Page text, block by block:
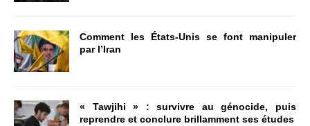
Comment les États-Unis se font manipuler
par l’Iran
« Tawjihi » : survivre au génocide, puis
reprendre et conclure brillamment ses études